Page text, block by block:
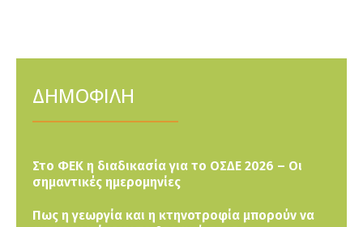
ΔΗΜΟΦΙΛΗ
Στο ΦΕΚ η διαδικασία για το ΟΣΔΕ 2026 – Οι
σημαντικές ημερομηνίες
Πως η γεωργία και η κτηνοτροφία μπορούν να